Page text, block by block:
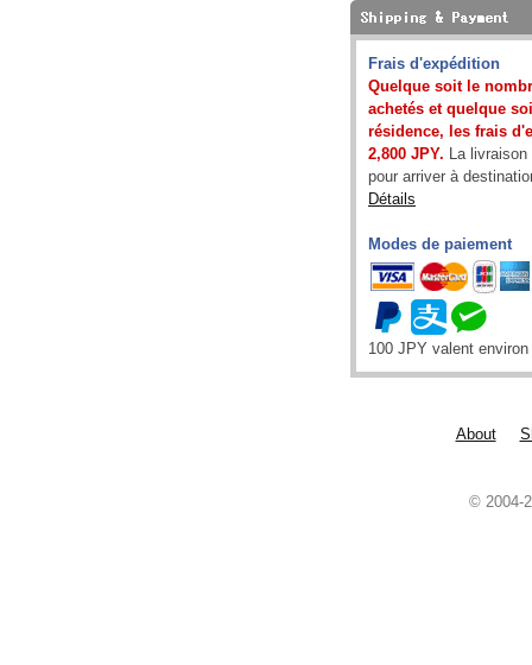
Frais d'expédition
Quelque soit le
achetés et quelque
résidence, les frais
2,800 JPY. La
pour arriver à
Détails
Modes de paiement
100 JPY valent
About
© 2004-